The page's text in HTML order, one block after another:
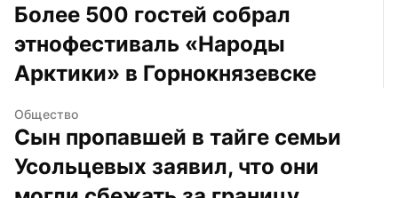
Более 500 гостей собрал
этнофестиваль «Народы
Арктики» в Горнокнязевске
Общество
Сын пропавшей в тайге семьи
Усольцевых заявил, что они